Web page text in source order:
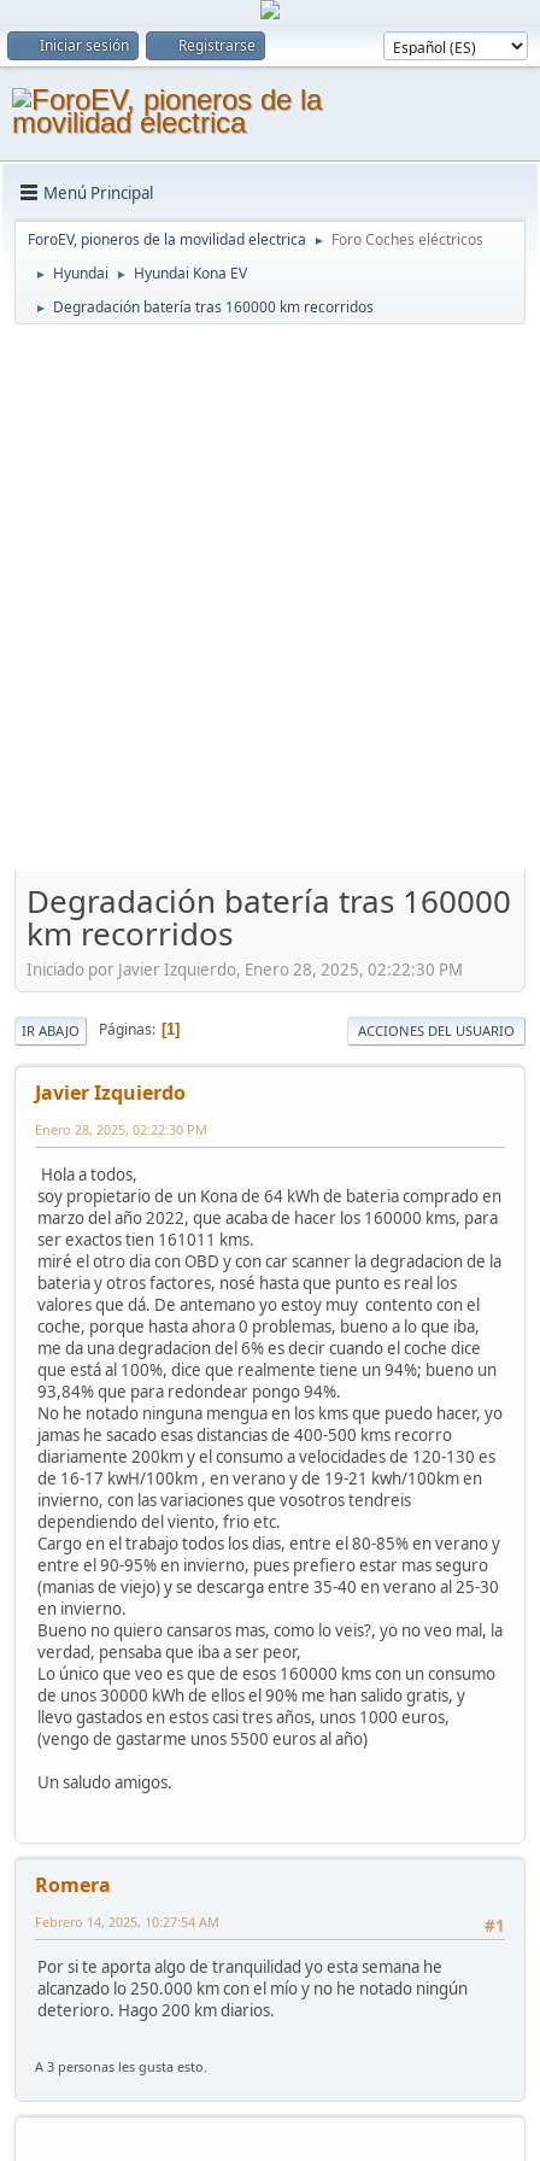
Iniciar sesión Registrarse
Menú Principal
ForoEV, pioneros de la movilidad electrica ► Foro Coches eléctricos
► Hyundai ► Hyundai Kona EV
► Degradación batería tras 160000 km recorridos
Degradación batería tras 160000
km recorridos
Iniciado por Javier Izquierdo, Enero 28, 2025, 02:22:30 PM
IR ABAJO Páginas 1 ACCIONES DEL USUARIO
Javier Izquierdo
Enero 28, 2025, 02:22:30 PM
Hola a todos,
soy propietario de un Kona de 64 kWh de bateria comprado en
marzo del año 2022, que acaba de hacer los 160000 kms, para
ser exactos tien 161011 kms.
miré el otro dia con OBD y con car scanner la degradacion de la
bateria y otros factores, nosé hasta que punto es real los
valores que dá. De antemano yo estoy muy contento con el
coche, porque hasta ahora 0 problemas, bueno a lo que iba,
me da una degradacion del 6% es decir cuando el coche dice
que está al 100%, dice que realmente tiene un 94%; bueno un
93,84% que para redondear pongo 94%.
No he notado ninguna mengua en los kms que puedo hacer, yo
jamas he sacado esas distancias de 400-500 kms recorro
diariamente 200km y el consumo a velocidades de 120-130 es
de 16-17 kwH/100km , en verano y de 19-21 kwh/100km en
invierno, con las variaciones que vosotros tendreis
dependiendo del viento, frio etc.
Cargo en el trabajo todos los dias, entre el 80-85% en verano y
entre el 90-95% en invierno, pues prefiero estar mas seguro
(manias de viejo) y se descarga entre 35-40 en verano al 25-30
en invierno.
Bueno no quiero cansaros mas, como lo veis?, yo no veo mal, la
verdad, pensaba que iba a ser peor,
Lo único que veo es que de esos 160000 kms con un consumo
de unos 30000 kWh de ellos el 90% me han salido gratis, y
llevo gastados en estos casi tres años, unos 1000 euros,
(vengo de gastarme unos 5500 euros al año)
Un saludo amigos.
Romera
#1
Febrero 14, 2025, 10:27:54 AM
Por si te aporta algo de tranquilidad yo esta semana he
alcanzado lo 250.000 km con el mío y no he notado ningún
deterioro. Hago 200 km diarios.
A 3 personas les gusta esto.